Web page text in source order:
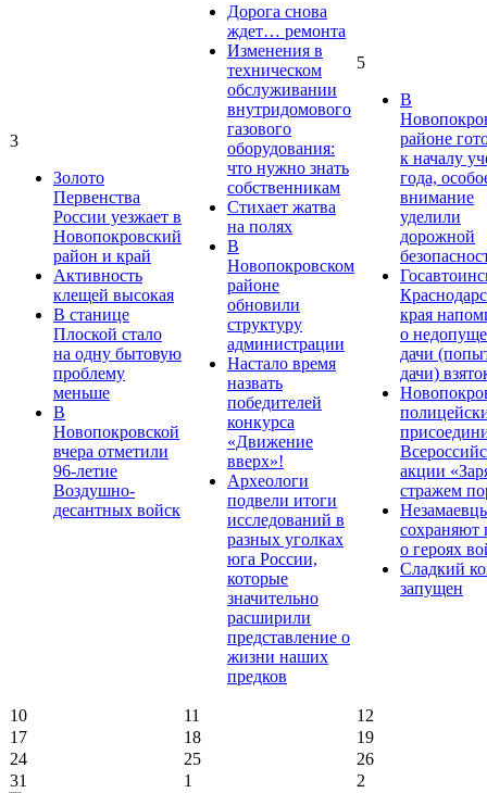
3
Золото
Первенства
России уезжает в
Новопокровский
район и край
Активность
клещей высокая
В станице
Плоской стало
на одну бытовую
проблему
меньше
В
Новопокровской
вчера отметили
96-летие
Воздушно-
десантных войск
Дорога снова
ждет… ремонта
Изменения в
техническом
обслуживании
внутридомового
газового
оборудования:
что нужно знать
собственникам
Стихает жатва
на полях
В
Новопокровском
районе
обновили
структуру
администрации
Настало время
назвать
победителей
конкурса
«Движение
вверх»!
Археологи
подвели итоги
исследований в
разных уголках
юга России,
которые
значительно
расширили
представление о
жизни наших
предков
5
В
районе
к началу
года,
внимание
уделили
дорожной
края
о
дачи
дачи)
акции
стражем
сохраняют
о героях
Сладкий
запущен
10 11
12
17
18
19
24
25
26
31
1 2